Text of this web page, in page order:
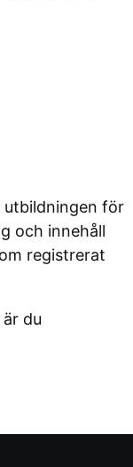
utbildningen för
och innehåll
registrerat
du